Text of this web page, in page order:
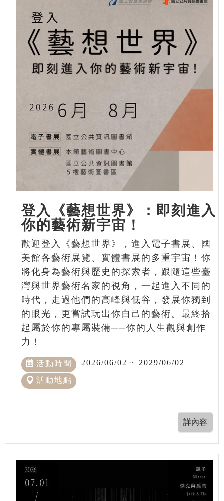
登入《藝想世界》：即刻進入
你的藝術新宇宙！
歡迎登入《藝想世界》，進入電子書展、國
美館各藝術展覽、實體書展的多重宇宙！你
將化身為藝術與歷史的探索者，跟隨這些臺
灣與世界藝術名家的視角，一起進入不同的
時代，走過他們的高峰與低谷，發展你獨到
的眼光，更嘗試玩出你自己的藝術。最終拾
起屬於你的專屬裝備──你的人生觀與創作
力！
活動時間 2026/06/02 ~ 2029/06/02
活動地點